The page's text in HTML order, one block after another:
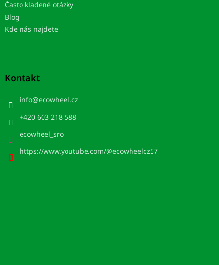
Často kladené otázky
Blog
Kde nás najdete
Kontakt
info@ecowheel.cz
+420 603 218 588
ecowheel_sro
https://www.youtube.com/@ecowheelcz57